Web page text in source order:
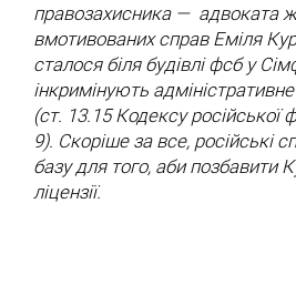
правозахисника — адвоката
вмотивованих справ Еміля
сталося біля будівлі фсб у
інкримінують
(ст. 13.15 Кодексу російської
9). Скоріше за все, російські
базу для того, аби позбавити
ліцензії.